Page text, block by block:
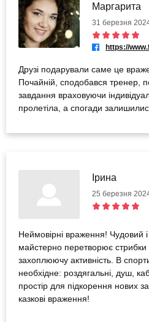
Маргарита
31 березня
Друзі подарували саме це
Почайній, сподобався тренер,
завдання враховуючи
пролетіла, а спогади
Ірина
25 березня
Неймовірні враження! Чудовий і уважний інструктор який
майстерно перетворює стрибки
захоплюючу активність. В
необхідне: роздягальні, душ,
простір для підкорення нових занять. Вельми
казкові враження!